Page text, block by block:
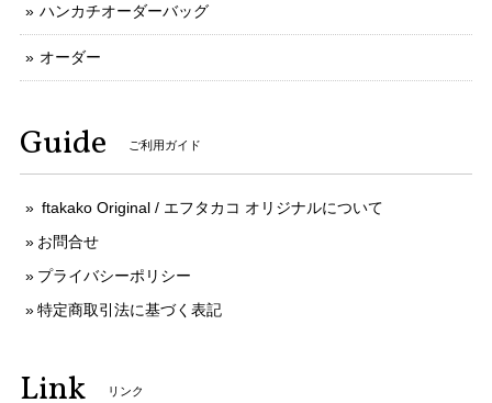
ハンカチオーダーバッグ
オーダー
Guide ご利用ガイド
ftakako Original / エフタカコ オリジナルについて
お問合せ
プライバシーポリシー
特定商取引法に基づく表記
Link リンク